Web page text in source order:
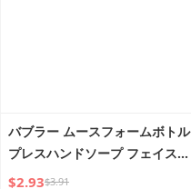
バブラー ムースフォームボトル
プレスハンドソープ フェイスク
レンザー シャンプー 手の届く
$2.93$3.91